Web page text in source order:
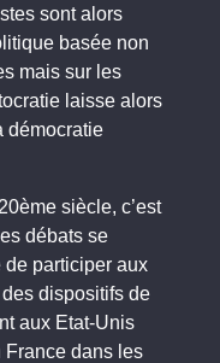
sont alors
basée non
mais sur les
laisse alors
démocratie
siècle, c’est
débats se
de participer aux
dispositifs de
aux Etat-Unis
dans les